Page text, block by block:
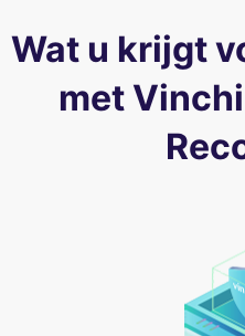
Wat u krijgt
met